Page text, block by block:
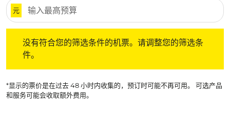
元
没有符合您的筛选条件的机票。请调整您的筛选条
件。
*显示的票价是在过去 48 小时内收集的，预订时可能不再可用。 可选产品
和服务可能会收取额外费用。